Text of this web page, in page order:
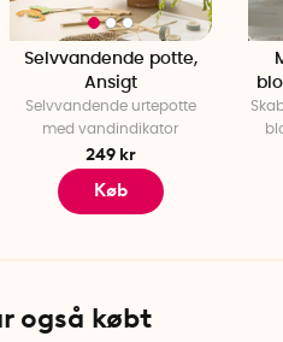
Selvvandende potte,
Ansigt
Selvvandende urtepotte
med vandindikator
249 kr
Køb
også købt